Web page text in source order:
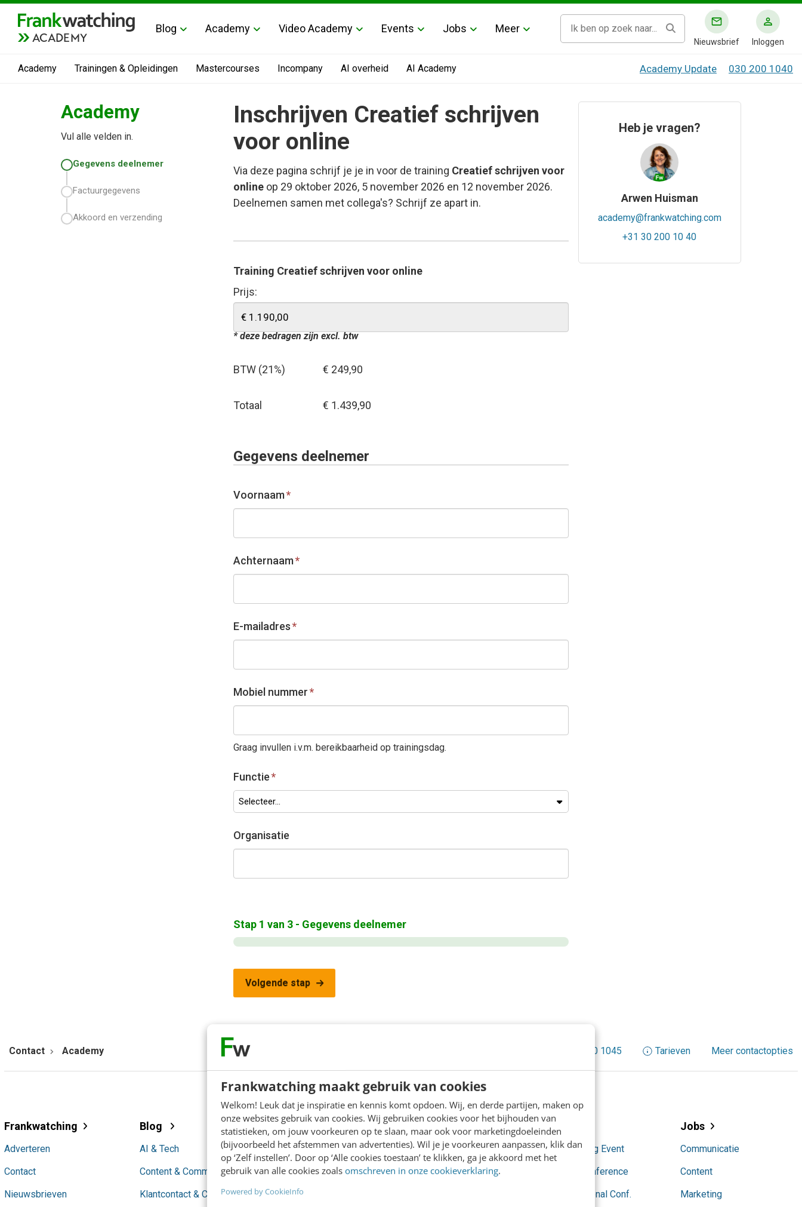
Frankwatching maakt gebruik van cookies
Welkom! Leuk dat je inspiratie en kennis komt opdoen. Wij, en derde partijen, maken op
onze websites gebruik van cookies. Wij gebruiken cookies voor het bijhouden van
statistieken, om jouw voorkeuren op te slaan, maar ook voor marketingdoeleinden
(bijvoorbeeld het afstemmen van advertenties). Wil je je voorkeuren aanpassen, klik dan
op ‘Zelf instellen’. Door op ‘Alle cookies toestaan’ te klikken, ga je akkoord met het
gebruik van alle cookies zoals omschreven in onze cookieverklaring.
Powered by CookieInfo
ACADEMY
Blog Academy Video Academy Events Jobs Meer
Nieuwsbrief Inloggen
Academy Trainingen & Opleidingen Mastercourses Incompany AI overheid AI Academy Academy Update 030 200 1040
Academy
Vul alle velden in.
Gegevens deelnemer
Factuurgegevens
Akkoord en verzending
Inschrijven Creatief schrijven
voor online
Via deze pagina schrijf je je in voor de training Creatief schrijven voor
onlineop 29 oktober 2026, 5 november 2026 en 12 november 2026.
Deelnemen samen met collega's? Schrijf ze apart in.
Training Creatief schrijven voor online
Prijs:
* deze bedragen zijn excl. btw
BTW (21%) € 249,90
Totaal € 1.439,90
Gegevens deelnemer
Voornaam*
Achternaam*
E-mailadres*
Mobiel nummer*
Graag invullen i.v.m. bereikbaarheid op trainingsdag.
Functie*
Selecteer...
Organisatie
Stap 1 van 3- Gegevens deelnemer
Volgende stap
Heb je vragen?
Arwen Huisman
academy@frankwatching.com
+31 30 200 10 40
Contact Academy +31 30 200 1045 Tarieven Meer contactopties
Frankwatching
Adverteren
Contact
Nieuwsbrieven
Blog
AI & Tech
Content & Communicatie
Klantcontact & CX
Academy
Agenda
Mastercourses
Trainingen
Video Academy
AI
Content & Communicatie
Events
AI Marketing Event
Content Conference
Conversational Conf.
Jobs
Communicatie
Content
Marketing